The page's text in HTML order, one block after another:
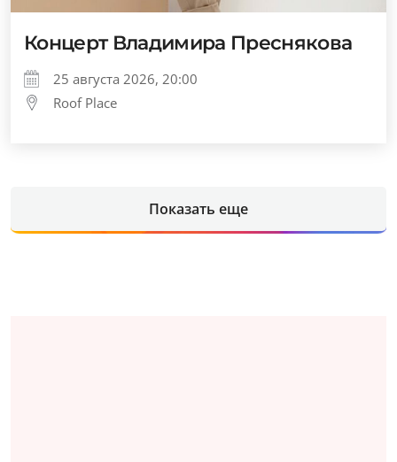
Концерт Владимира Преснякова
25 августа 2026, 20:00
Roof Place
Показать еще